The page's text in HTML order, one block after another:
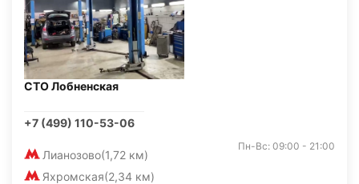
СТО Лобненская
+7 (499) 110-53-06
Лианозово(1,72 км)
Яхромская(2,34 км)
Пн-Вс: 09:00 - 21:00